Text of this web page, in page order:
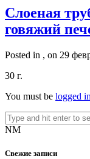
Слоеная
говяжий
Posted in , on 29
30 г.
You must be logged in
NM
Свежие записи